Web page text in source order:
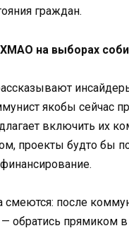
граждан.
на выборах
якобы сейчас
включить их
проекты будто бы
после
— обратись прямиком